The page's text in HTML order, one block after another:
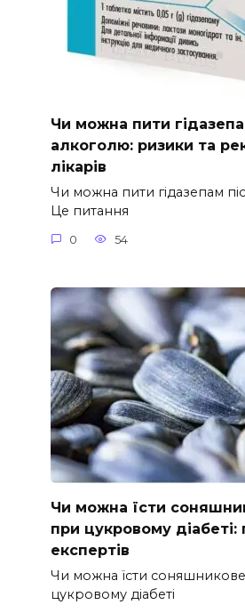
Чи можна пити
алкоголю: ризики та
лікарів
Чи можна пити гідазепам
Це питання
0 54
Чи можна їсти
при цукровому діабеті:
експертів
Чи можна їсти
цукровому діабеті